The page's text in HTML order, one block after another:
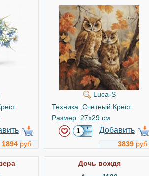
1894 руб.
Luca-S
Техника: Счетный Крест
Размер: 27x29 см
Добавить
3839 руб.
Дочь вождя